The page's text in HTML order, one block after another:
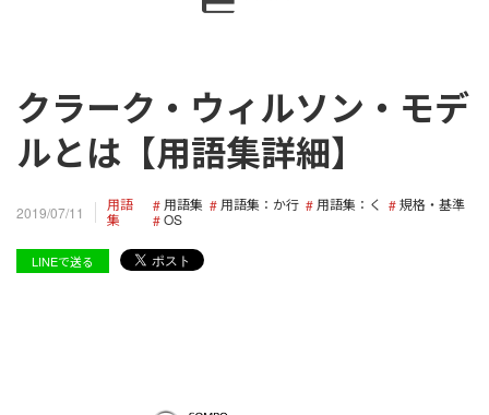
クラーク・ウィルソン・モデ
ルとは【用語集詳細】
2019/07/11
用語
集
用語集 用語集：か行 用語集：く
規格・基準
OS
LINEで送る